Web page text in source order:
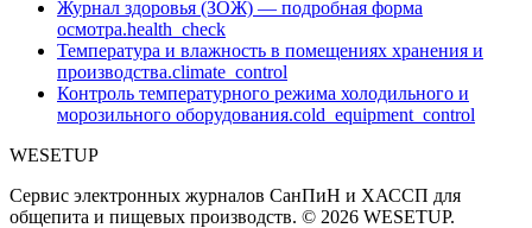
Журнал здоровья (ЗОЖ) — подробная форма
осмотра.health_check
Температура и влажность в помещениях хранения и
производства.climate_control
Контроль температурного режима холодильного и
морозильного оборудования.cold_equipment_control
WESETUP
Сервис электронных журналов СанПиН и ХАССП для
общепита и пищевых производств. © 2026 WESETUP.